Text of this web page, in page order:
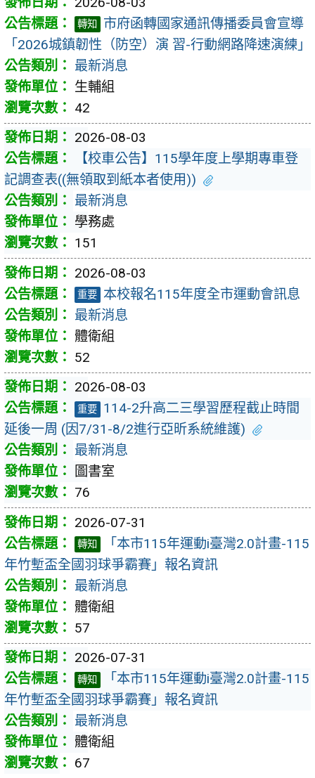
轉知
市府函轉國家通訊傳播委員會宣導
「2026城鎮韌性（防空）演 習-行動網路降速演練」
最新消息
生輔組
42
2026-08-03
【校車公告】115學年度上學期專車登
記調查表((無領取到紙本者使用))
最新消息
學務處
151
2026-08-03
重要 本校報名115年度全市運動會訊息
最新消息
體衛組
52
2026-08-03
重要 114-2升高二三學習歷程截止時間
延後一周 (因7/31-8/2進行亞昕系統維護)
最新消息
圖書室
76
2026-07-31
轉知
「本市115年運動i臺灣2.0計畫-115
年竹塹盃全國羽球爭霸賽」報名資訊
最新消息
體衛組
57
2026-07-31
轉知
「本市115年運動i臺灣2.0計畫-115
年竹塹盃全國羽球爭霸賽」報名資訊
最新消息
體衛組
67